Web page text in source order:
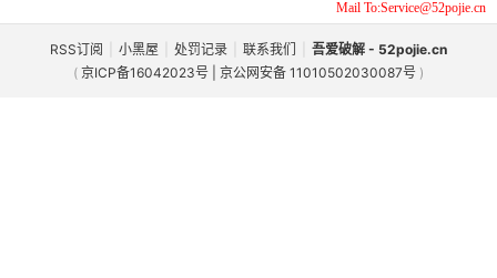
Mail To:Service@52pojie.cn
RSS订阅 小黑屋 处罚记录 联系我们
吾爱破解 - 52pojie.cn
( 京ICP备16042023号 | 京公网安备 11010502030087号 )